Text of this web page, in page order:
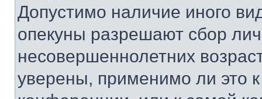
Допустимо наличие иного
опекуны разрешают сбор
несовершеннолетних
уверены, применимо ли это